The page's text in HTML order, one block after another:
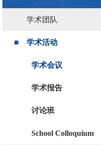
学术团队
学术活动
学术会议
学术报告
讨论班
School Colloquium